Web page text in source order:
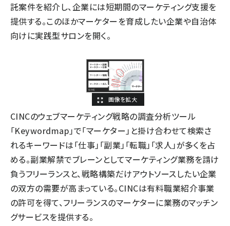
託案件を紹介し、企業には短期間のマーケティング支援を
提供する。このほかマーケターを育成したい企業や自治体
向けに実践型サロンを開く。
CINCのウェブマーケティング戦略の調査分析ツール
「Keywordmap」で「マーケター」と掛け合わせて検索さ
れるキーワードは「仕事」「副業」「転職」「求人」が多くを占
める。副業解禁でブレーンとしてマーケティング業務を請け
負うフリーランスと、戦略構築だけアウトソースしたい企業
の双方の需要が高まっている。CINCは有料職業紹介事業
の許可を得て、フリーランスのマーケターに業務のマッチン
グサービスを提供する。